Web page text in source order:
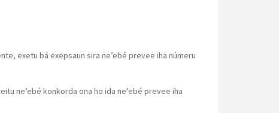
exetu bá exepsaun sira ne’ebé prevee iha númeru
ne’ebé konkorda ona ho ida ne’ebé prevee iha